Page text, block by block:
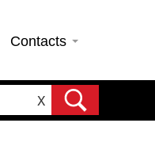
Contacts
X